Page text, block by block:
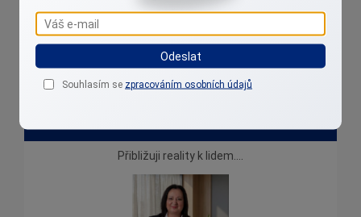
Přibližuji reality k lidem....
Odeslat
Souhlasím se zpracováním osobních údajů